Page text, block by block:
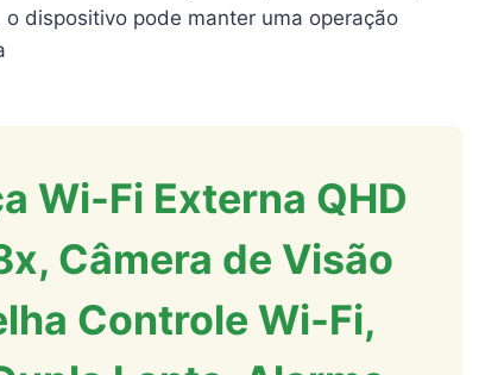
dispositivo pode manter uma operação
Wi-Fi Externa QHD
Câmera de Visão
Controle Wi-Fi,